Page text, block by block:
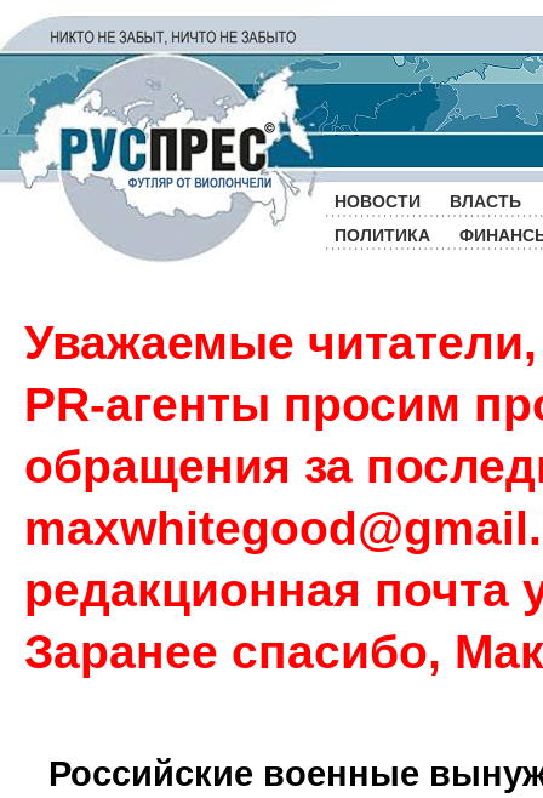
НОВОСТИ
ВЛАСТЬ
ПОЛИТИКА
Уважаемые
PR-агенты просим
обращения за
редакционная почта
Заранее спасибо,
Российские военные